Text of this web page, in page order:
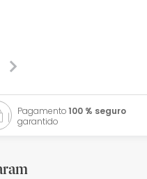
Pagamento100 % seguro
garantido